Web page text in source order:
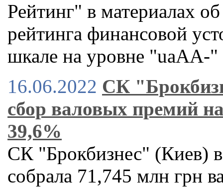
Рейтинг" в материалах
рейтинга финансовой
шкале на уровне "uaAА-"
16.06.2022 СК
сбор валовых премий
39,6%
СК "Брокбизнес" (Киев) в
собрала 71,745 млн грн